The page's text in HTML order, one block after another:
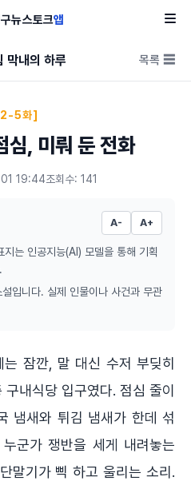
뉴스토크앱
막내의 하루 목록 ☰
5화]
심, 미뤄 둔 전화
19:44조회수: 141
A- A+
지는 인공지능(AI) 모델을 통해 기획
입니다. 실제 인물이나 사건과 무관
잠깐, 말 대신 수저 부딪히
내식당 입구였다. 점심 줄이
냄새와 튀김 냄새가 한데 섞
군가 쟁반을 세게 내려놓는
말기가 삑 하고 울리는 소리.